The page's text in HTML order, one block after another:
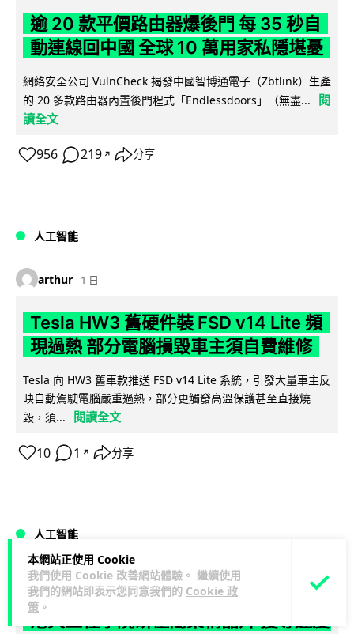
本網站正使用 Cookie
我們使用 Cookie 改善網站體驗。 繼續使用
我們的網站即表示您同意我們的 Cookie 政
策 。
逾 20 款平價路由器爆後門 每 35 秒自
動連線回中國 全球 10 萬用家私隱堪憂
網絡安全公司 VulnCheck 揭發中國智博通電子（Zbtlink）生產
的 20 多款路由器內置後門程式「Endlessdoors」（無盡...
閱
讀全文
956 219 ↗ 分享
人工智能
arthur 1 日
Tesla HW3 舊硬件裝 FSD v14 Lite 頻
現過熱 部分電腦損毀車主須自費維修
Tesla 向 HW3 舊車款推送 FSD v14 Lite 系統，引發大量車主反
映自動駕駛電腦嚴重過熱，部分更觸發高溫保護甚至直接燒
毀，須...
閱讀全文
10 1 ↗ 分享
人工智能
arthur 1 日
港大工程學院研極簡架構晶片 搜尋速度